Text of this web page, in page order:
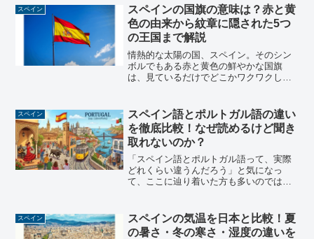
コには法律で定められた公用語はありま
せん。とはいえ、実際の生...
スペイン
スペインの国旗の意味は？赤と黄
色の由来から紋章に隠された5つ
の王国まで解説
情熱的な太陽の国、スペイン。そのシン
ボルでもある赤と黄色の鮮やかな国旗
は、見ているだけでどこかワクワクして
紋章には、どんな意味があるの？」と気
になったことはありません...
スペイン
スペイン語とポルトガル語の違い
を徹底比較！なぜ読めるけど聞き
取れないのか？
「スペイン語とポルトガル語って、実際
どれくらい違うんだろう」と気になっ
て、ここに辿り着いた方も多いのではな
り近く感じられる言語です。ところが実
際に学んでみると、「思って...
スペイン
スペインの気温を日本と比較！夏
の暑さ・冬の寒さ・湿度の違いを